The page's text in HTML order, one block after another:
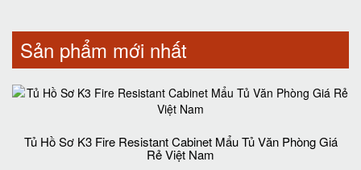
Sản phẩm mới nhất
Tủ Hồ Sơ K3 Fire Resistant Cabinet Mẩu Tủ Văn Phòng Giá
Rẻ Việt Nam